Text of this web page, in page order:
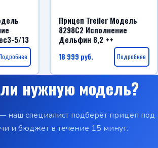
5/13
Прицеп Treiler Модель
8298С2 Исполнение
Дельфин 8,2 ++
18 999 руб. Подробнее
нужную модель?
наш специалист подберёт прицеп под
и бюджет в течение 15 минут.